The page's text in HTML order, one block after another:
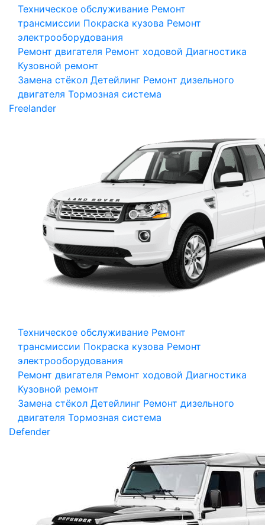
Техническое обслуживание Ремонт
трансмиссии Покраска кузова Ремонт
электрооборудования
Ремонт двигателя Ремонт ходовой Диагностика
Кузовной ремонт
Замена стёкол Детейлинг Ремонт дизельного
двигателя Тормозная система
Freelander
Техническое обслуживание Ремонт
трансмиссии Покраска кузова Ремонт
электрооборудования
Ремонт двигателя Ремонт ходовой Диагностика
Кузовной ремонт
Замена стёкол Детейлинг Ремонт дизельного
двигателя Тормозная система
Defender